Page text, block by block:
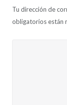
Tu dirección de
obligatorios están